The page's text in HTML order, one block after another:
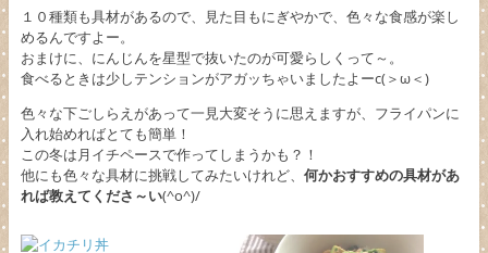
１０種類も具材があるので、見た目もにぎやかで、色々な食感が楽し
めるんですよー。
おまけに、にんじんを星型で抜いたのが可愛らしくって～。
食べるときは少しテンションがアガッちゃいましたよーc(＞ω＜)ゞ
色々な下ごしらえがあって一見大変そうに思えますが、フライパンに
入れ始めればとても簡単！
この冬は月イチペースで作ってしまうかも？！
他にも色々な具材に挑戦してみたいけれど、 何かおすすめの具材があ
れば教えてくださ～い(^o^)/